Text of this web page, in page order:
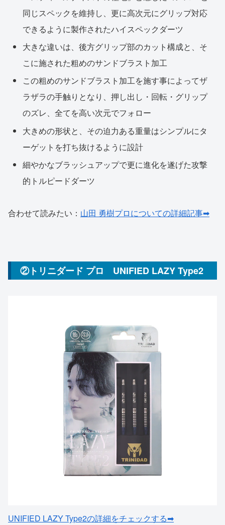
同じスペックを維持し、更に高次元にグリップ対応
できるように製作されたハイスペックダーツ
大きな違いは、後方グリップ部のカット構成と、そ
こに施された粗めのサンドブラスト加工
この粗めのサンドブラスト加工を施す事によってザ
ラザラの手触りとなり、押し出し・回転・グリップ
のズレ、全てを高い次元でフォロー
大きめの形状と、その迫力ある重量はシンプルにタ
ーゲットを打ち抜けるように設計
細やかなブラッシュアップで更に進化を遂げた攻撃
的トルピードダーツ
合わせて読みたい： 山田 勇樹プロについての詳細記事➡
②トリニダード プロ UNIFIED LAZY Type2
UNIFIED LAZY Type2の詳細をチェックする➡